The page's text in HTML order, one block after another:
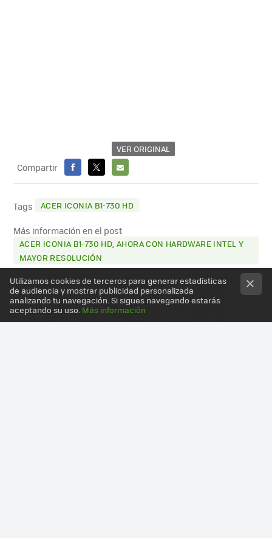
VER ORIGINAL
Compartir
FACEBOOK
X
E-
MAIL
Tags ACER ICONIA B1-730 HD
Más información en el post
ACER ICONIA B1-730 HD, AHORA CON HARDWARE INTEL Y
MAYOR RESOLUCIÓN
Utilizamos cookies de terceros para generar estadísticas
de audiencia y mostrar publicidad personalizada
analizando tu navegación. Si sigues navegando estarás
aceptando su uso. Más información